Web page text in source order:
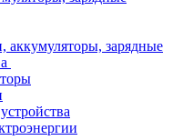
аккумуляторы, зарядные